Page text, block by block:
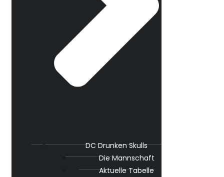
DC Drunken Skulls
Die Mannschaft
Aktuelle Tabelle